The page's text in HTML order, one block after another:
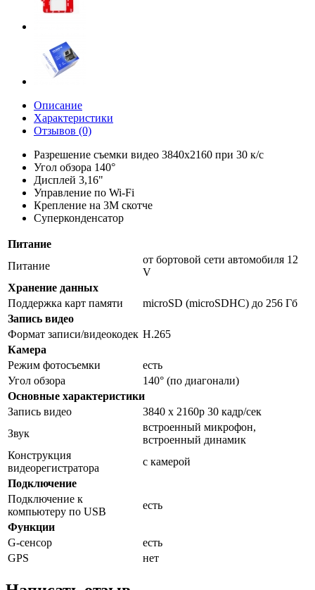
Описание
Характеристики
Отзывов (0)
Разрешение съемки видео 3840х2160 при 30 к/c
Угол обзора 140°
Дисплей 3,16"
Управление по Wi-Fi
Крепление на 3М скотче
Суперконденсатор
Питание
Питание
от бортовой сети автомобиля 12
V
Хранение данных
Поддержка карт памяти
microSD (microSDHC) до 256 Гб
Запись видео
Формат записи/видеокодек H.265
Камера
Режим фотосъемки
есть
Угол обзора
140° (по диагонали)
Основные характеристики
Запись видео
3840 х 2160р 30 кадр/сек
Звук
встроенный микрофон,
встроенный динамик
Конструкция
видеорегистратора
с камерой
Подключение
Подключение к
компьютеру по USB
есть
Функции
G-сенсор
есть
GPS
нет